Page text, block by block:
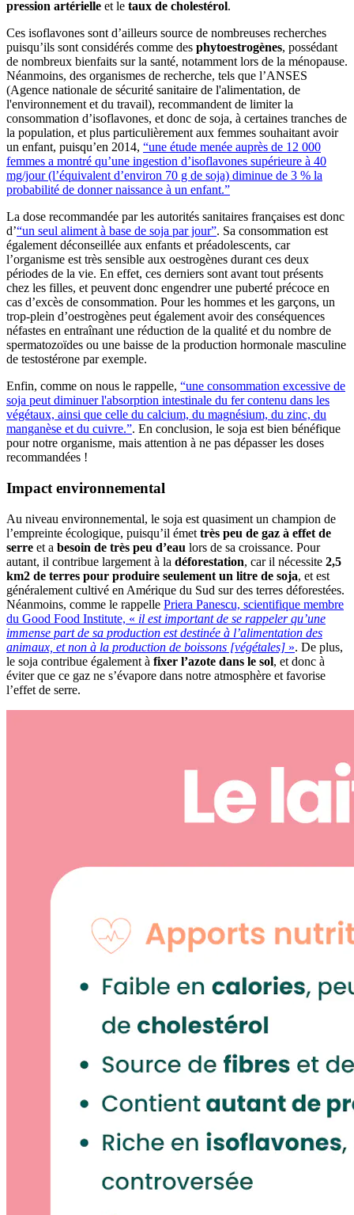
pression artérielle et le taux de cholestérol.
Ces isoflavones sont d’ailleurs source de nombreuses recherches
puisqu’ils sont considérés comme des phytoestrogènes, possédant
de nombreux bienfaits sur la santé, notamment lors de la ménopause.
Néanmoins, des organismes de recherche, tels que l’ANSES
(Agence nationale de sécurité sanitaire de l'alimentation, de
l'environnement et du travail), recommandent de limiter la
consommation d’isoflavones, et donc de soja, à certaines tranches de
la population, et plus particulièrement aux femmes souhaitant avoir
un enfant, puisqu’en 2014, “une étude menée auprès de 12 000
femmes a montré qu’une ingestion d’isoflavones supérieure à 40
mg/jour (l’équivalent d’environ 70 g de soja) diminue de 3 % la
probabilité de donner naissance à un enfant.”
La dose recommandée par les autorités sanitaires françaises est donc
d’“un seul aliment à base de soja par jour”. Sa consommation est
également déconseillée aux enfants et préadolescents, car
l’organisme est très sensible aux oestrogènes durant ces deux
périodes de la vie. En effet, ces derniers sont avant tout présents
chez les filles, et peuvent donc engendrer une puberté précoce en
cas d’excès de consommation. Pour les hommes et les garçons, un
trop-plein d’oestrogènes peut également avoir des conséquences
néfastes en entraînant une réduction de la qualité et du nombre de
spermatozoïdes ou une baisse de la production hormonale masculine
de testostérone par exemple.
Enfin, comme on nous le rappelle, “une consommation excessive de
soja peut diminuer l'absorption intestinale du fer contenu dans les
végétaux, ainsi que celle du calcium, du magnésium, du zinc, du
manganèse et du cuivre.”. En conclusion, le soja est bien bénéfique
pour notre organisme, mais attention à ne pas dépasser les doses
recommandées !
Impact environnemental
Au niveau environnemental, le soja est quasiment un champion de
l’empreinte écologique, puisqu’il émet très peu de gaz à effet de
serre et a besoin de très peu d’eau lors de sa croissance. Pour
autant, il contribue largement à la déforestation, car il nécessite 2,5
km2 de terres pour produire seulement un litre de soja, et est
généralement cultivé en Amérique du Sud sur des terres déforestées.
Néanmoins, comme le rappelle Priera Panescu, scientifique membre
du Good Food Institute, « il est important de se rappeler qu’une
immense part de sa production est destinée à l’alimentation des
animaux, et non à la production de boissons [végétales] ». De plus,
le soja contribue également à fixer l’azote dans le sol, et donc à
éviter que ce gaz ne s’évapore dans notre atmosphère et favorise
l’effet de serre.